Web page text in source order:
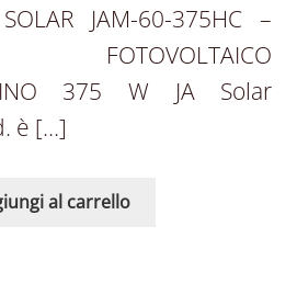
JAM-60-375HC –
375 W JA Solar
è […]
al carrello